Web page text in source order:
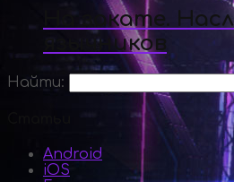
На закате.
язычников
Найти:
Android
iOS